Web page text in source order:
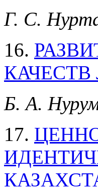
Г. C.
16.
Б. А.
17.